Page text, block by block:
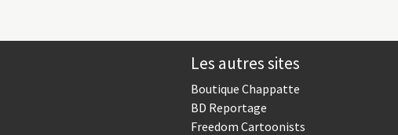
Les autres sites
Boutique Chappatte
BD Reportage
Freedom Cartoonists